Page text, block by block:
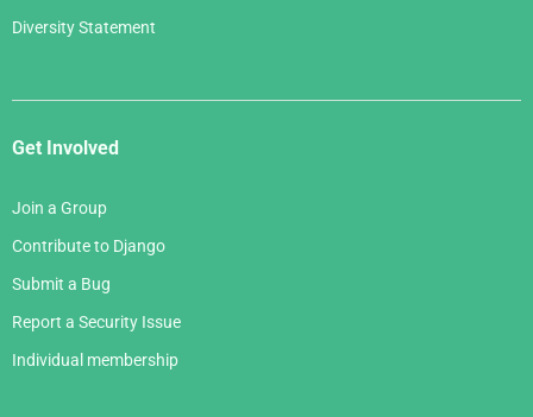
Diversity Statement
Get Involved
Join a Group
Contribute to Django
Submit a Bug
Report a Security Issue
Individual membership